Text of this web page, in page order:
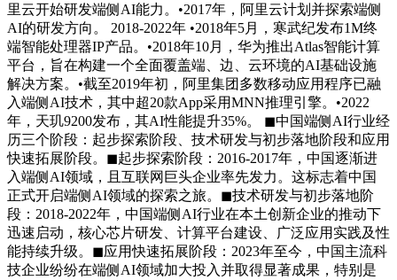
里云开始研发端侧AI能力。•2017年，阿里云计划并探索端侧
AI的研发方向。 2018-2022年 •2018年5月，寒武纪发布1M终
端智能处理器IP产品。•2018年10月，华为推出Atlas智能计算
平台，旨在构建一个全面覆盖端、边、云环境的AI基础设施
解决方案。•截至2019年初，阿里集团多数移动应用程序已融
入端侧AI技术，其中超20款App采用MNN推理引擎。•2022
年，天玑9200发布，其AI性能提升35%。 ◼中国端侧AI行业经
历三个阶段：起步探索阶段、技术研发与初步落地阶段和应用
快速拓展阶段。◼起步探索阶段：2016-2017年，中国逐渐进
入端侧AI领域，且互联网巨头企业率先发力。这标志着中国
正式开启端侧AI领域的探索之旅。◼技术研发与初步落地阶
段：2018-2022年，中国端侧AI行业在本土创新企业的推动下
迅速启动，核心芯片研发、计算平台建设、广泛应用实践及性
能持续升级。◼应用快速拓展阶段：2023年至今，中国主流科
技企业纷纷在端侧AI领域加大投入并取得显著成果，特别是